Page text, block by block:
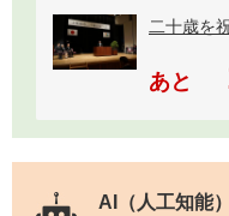
二十歳を
あと
AI（人工知能